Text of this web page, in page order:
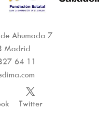
Ahumada 7
Madrid
64 11
Twitter